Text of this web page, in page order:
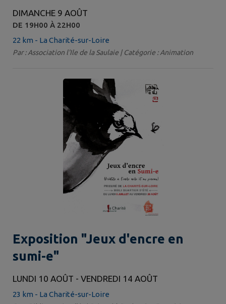
DIMANCHE 9 AOÛT
DE 19H00 À 22H00
22 km - La Charité-sur-Loire
Par : Association l'Ile de la Saulaie | Catégorie : Animation
Exposition "Jeux d'encre en
sumi-e"
LUNDI 10 AOÛT - VENDREDI 14 AOÛT
23 km - La Charité-sur-Loire